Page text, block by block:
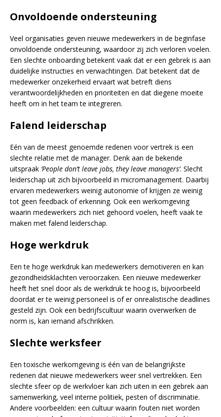
Onvoldoende ondersteuning
Veel organisaties geven nieuwe medewerkers in de beginfase
onvoldoende ondersteuning, waardoor zij zich verloren voelen.
Een slechte onboarding betekent vaak dat er een gebrek is aan
duidelijke instructies en verwachtingen. Dat betekent dat de
medewerker onzekerheid ervaart wat betreft diens
verantwoordelijkheden en prioriteiten en dat diegene moeite
heeft om in het team te integreren.
Falend leiderschap
Eén van de meest genoemde redenen voor vertrek is een
slechte relatie met de manager. Denk aan de bekende
uitspraak ‘People don’t leave jobs, they leave managers’. Slecht
leiderschap uit zich bijvoorbeeld in micromanagement. Daarbij
ervaren medewerkers weinig autonomie of krijgen ze weinig
tot geen feedback of erkenning. Ook een werkomgeving
waarin medewerkers zich niet gehoord voelen, heeft vaak te
maken met falend leiderschap.
Hoge werkdruk
Een te hoge werkdruk kan medewerkers demotiveren en kan
gezondheidsklachten veroorzaken. Een nieuwe medewerker
heeft het snel door als de werkdruk te hoog is, bijvoorbeeld
doordat er te weinig personeel is of er onrealistische deadlines
gesteld zijn. Ook een bedrijfscultuur waarin overwerken de
norm is, kan iemand afschrikken.
Slechte werksfeer
Een toxische werkomgeving is één van de belangrijkste
redenen dat nieuwe medewerkers weer snel vertrekken. Een
slechte sfeer op de werkvloer kan zich uiten in een gebrek aan
samenwerking, veel interne politiek, pesten of discriminatie.
Andere voorbeelden: een cultuur waarin fouten niet worden